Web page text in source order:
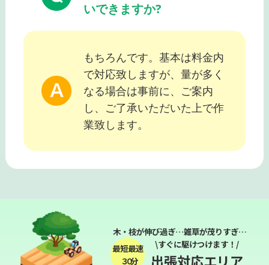
いできますか?
もちろんです。基本は料金内
で対応致しますが、量が多く
なる場合は事前に、ご案内
し、ご了承いただいた上で作
業致します。
木・枝が伸び過ぎ…雑草が茂りすぎ…
最短最速
３０分
\すぐに駆けつけます！/
出張対応エリア